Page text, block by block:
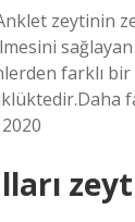
zeytinin
farklı